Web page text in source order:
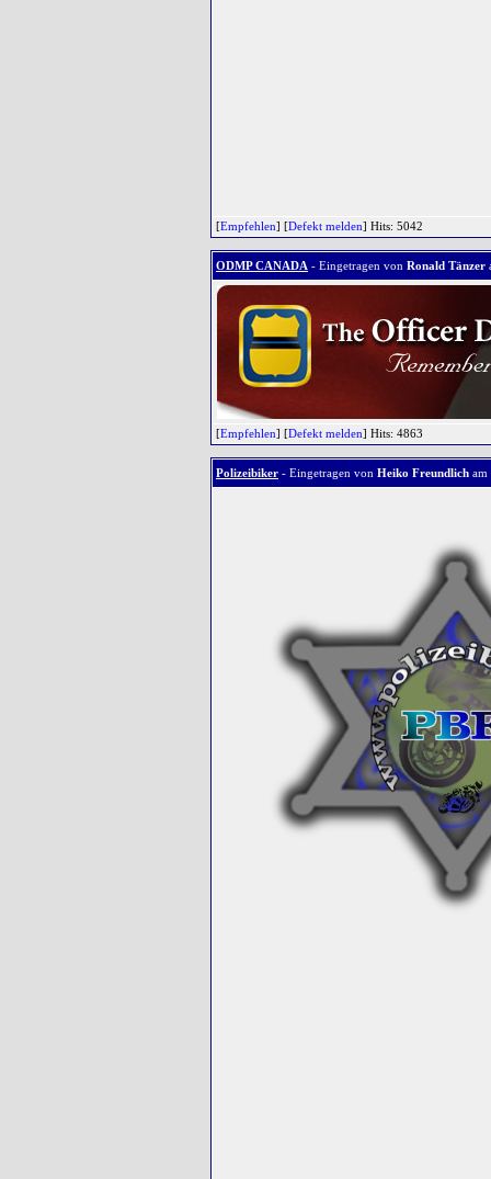
[Empfehlen] [Defekt melden] Hits: 5042
ODMP CANADA - Eingetragen von Ronald Tänzer
[Empfehlen] [Defekt melden] Hits: 4863
Polizeibiker - Eingetragen von Heiko Freundlich am